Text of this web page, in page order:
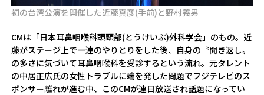
初の台湾公演を開催した近藤真彦(手前)と野村義男
CMは「日本耳鼻咽喉科頭頸部(とうけいぶ)外科学会」のもの。近
藤がステージ上で一連のやりとりをした後、自身の〝聞き返し〟
の多さに気づいて耳鼻咽喉科を受診するという流れ。元タレント
の中居正広氏の女性トラブルに端を発した問題でフジテレビのス
ポンサー離れが進む中、このCMが連日放送され話題になってい